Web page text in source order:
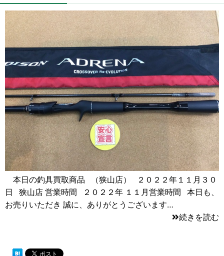
本日の釣具買取商品 （狭山店） ２０２２年１１月３０
日 狭山店 営業時間 ２０２２年 １１月営業時間 本日も、
お売りいただき 誠に、ありがとうございます…
続きを読む